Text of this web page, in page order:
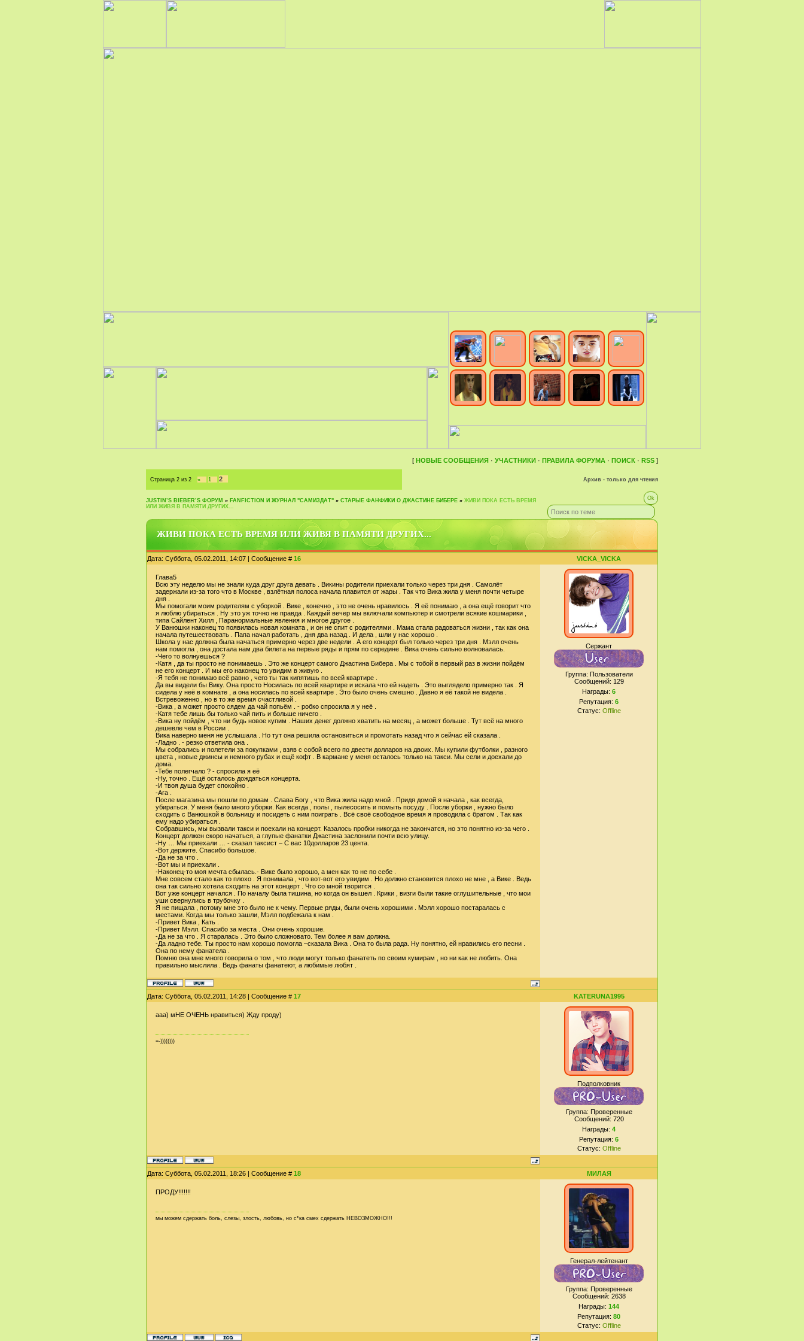
[ НОВЫЕ СООБЩЕНИЯ · УЧАСТНИКИ · ПРАВИЛА ФОРУМА · ПОИСК · RSS ]
Страница 2 из 2 « 1 2 Архив - только для чтения
JUSTIN‛S BIEBER‛S ФОРУМ » FANFICTION И ЖУРНАЛ "САМИЗДАТ" » СТАРЫЕ ФАНФИКИ О ДЖАСТИНЕ БИБЕРЕ » ЖИВИ ПОКА ЕСТЬ ВРЕМЯ
ИЛИ ЖИВЯ В ПАМЯТИ ДРУГИХ...
ЖИВИ ПОКА ЕСТЬ ВРЕМЯ ИЛИ ЖИВЯ В ПАМЯТИ ДРУГИХ...
Дата: Суббота, 05.02.2011, 14:07 | Сообщение # 16 VICKA_VICKA
Глава5
Всю эту неделю мы не знали куда друг друга девать . Викины родители приехали только через три дня . Самолёт
задержали из-за того что в Москве , взлётная полоса начала плавится от жары . Так что Вика жила у меня почти четыре
дня .
Мы помогали моим родителям с уборкой . Вике , конечно , это не очень нравилось . Я её понимаю , а она ещё говорит что
я люблю убираться . Ну это уж точно не правда . Каждый вечер мы включали компьютер и смотрели всякие кошмарики ,
типа Сайлент Хилл , Паранормальные явления и многое другое .
У Ванюшки наконец то появилась новая комната , и он не спит с родителями . Мама стала радоваться жизни , так как она
начала путешествовать . Папа начал работать , дня два назад . И дела , шли у нас хорошо .
Школа у нас должна была начаться примерно через две недели . А его концерт был только через три дня . Мэлл очень
нам помогла , она достала нам два билета на первые ряды и прям по середине . Вика очень сильно волновалась.
-Чего то волнуешься ?
-Катя , да ты просто не понимаешь . Это же концерт самого Джастина Бибера . Мы с тобой в первый раз в жизни пойдём
не его концерт . И мы его наконец то увидим в живую .
-Я тебя не понимаю всё равно , чего ты так кипятишь по всей квартире .
Да вы видели бы Вику. Она просто Носилась по всей квартире и искала что ей надеть . Это выглядело примерно так . Я
сидела у неё в комнате , а она носилась по всей квартире . Это было очень смешно . Давно я её такой не видела .
Встревоженно , но в то же время счастливой .
-Вика , а может просто сядем да чай попьём . - робко спросила я у неё .
-Катя тебе лишь бы только чай пить и больше ничего .
-Вика ну пойдём , что ни будь новое купим . Наших денег должно хватить на месяц , а может больше . Тут всё на много
дешевле чем в России .
Вика наверно меня не услышала . Но тут она решила остановиться и промотать назад что я сейчас ей сказала .
-Ладно . - резко ответила она .
Мы собрались и полетели за покупками , взяв с собой всего по двести долларов на двоих. Мы купили футболки , разного
цвета , новые джинсы и немного рубах и ещё кофт . В кармане у меня осталось только на такси. Мы сели и доехали до
дома.
-Тебе полегчало ? - спросила я её
-Ну, точно . Ещё осталось дождаться концерта.
-И твоя душа будет спокойно .
-Ага .
После магазина мы пошли по домам . Слава Богу , что Вика жила надо мной . Придя домой я начала , как всегда,
убираться. У меня было много уборки. Как всегда , полы , пылесосить и помыть посуду . После уборки , нужно было
сходить с Ванюшкой в больницу и посидеть с ним поиграть . Всё своё свободное время я проводила с братом . Так как
ему надо убираться .
Собравшись, мы вызвали такси и поехали на концерт. Казалось пробки никогда не закончатся, но это понятно из-за чего .
Концерт должен скоро начаться, а глупые фанатки Джастина заслонили почти всю улицу.
-Ну … Мы приехали … - сказал таксист – С вас 10долларов 23 цента.
-Вот держите. Спасибо большое.
-Да не за что .
-Вот мы и приехали .
-Наконец-то моя мечта сбылась.- Вике было хорошо, а мен как то не по себе .
Мне совсем стало как то плохо . Я понимала , что вот-вот его увидим . Но должно становится плохо не мне , а Вике . Ведь
она так сильно хотела сходить на этот концерт . Что со мной творится .
Вот уже концерт начался . По началу была тишина, но когда он вышел . Крики , визги были такие оглушительные , что мои
уши свернулись в трубочку .
Я не пищала , потому мне это было не к чему. Первые ряды, были очень хорошими . Мэлл хорошо постаралась с
местами. Когда мы только зашли, Мэлл подбежала к нам .
-Привет Вика , Кать .
-Привет Мэлл. Спасибо за места . Они очень хорошие.
-Да не за что . Я старалась . Это было сложновато. Тем более я вам должна.
-Да ладно тебе. Ты просто нам хорошо помогла –сказала Вика . Она то была рада. Ну понятно, ей нравились его песни .
Она по нему фанатела .
Помню она мне много говорила о том , что люди могут только фанатеть по своим кумирам , но ни как не любить. Она
правильно мыслила . Ведь фанаты фанатеют, а любимые любят .
Сержант
Группа: Пользователи
Сообщений: 129
Награды: 6
Репутация: 6
Статус: Offline
Дата: Суббота, 05.02.2011, 14:28 | Сообщение # 17 KATERUNA1995
ааа) мНЕ ОЧЕНЬ нравиться) Жду проду)
=-))))))))
Подполковник
Группа: Проверенные
Сообщений: 720
Награды: 4
Репутация: 6
Статус: Offline
Дата: Суббота, 05.02.2011, 18:26 | Сообщение # 18 МИЛАЯ
ПРОДУ!!!!!!!
мы можем сдержать боль, слезы, злость, любовь, но с*ка смех сдержать НЕВОЗМОЖНО!!!
Генерал-лейтенант
Группа: Проверенные
Сообщений: 2638
Награды: 144
Репутация: 80
Статус: Offline